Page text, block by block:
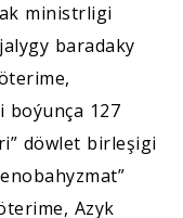
ministrligi
baradaky
boýunça 127
döwlet birleşigi
Azyk